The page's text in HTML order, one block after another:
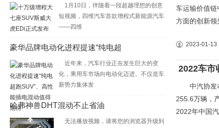
车运输价值
方面的创新领
2023-01-13
2022车市
中汽协发布
255.6万辆，
2022年中国
1月10日，伴随着一段超越理想的创意
短视频，四维汽车首款增程式新能源汽车
——四维
豪华品牌电动化进程提速“纯电超
近年来，汽车行业正在发生巨大的变
化，乘用车市场向电动化迈进。不仅造车
新势力集体发
哈弗神兽DHT混动不止省油
无法播放视频，请将您的浏览器升级到